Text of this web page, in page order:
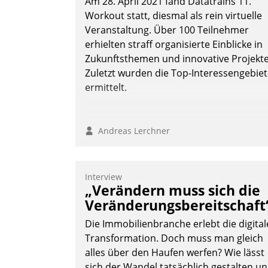
Nadja Hußmann
Workout statt, diesmal als rein virtuelle
Veranstaltung. Über 100 Teilnehmer
erhielten straff organisierte Einblicke in
Zukunftsthemen und innovative
Zuletzt wurden die Top-
ermittelt.
Andreas Lerchner
Interview
„Verändern muss sich die
Die Immobilienbranche erlebt die
Transformation. Doch muss man gleich
alles über den Haufen werfen? Wie lässt